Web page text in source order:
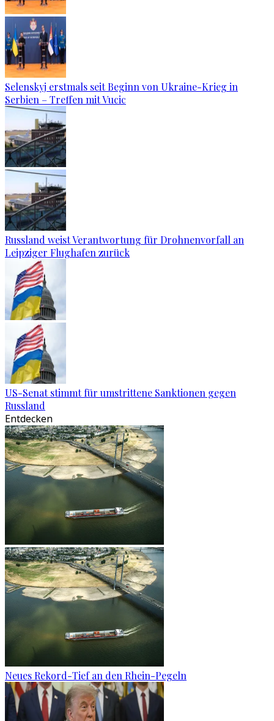
Selenskyj erstmals seit Beginn von Ukraine-Krieg in
Serbien – Treffen mit Vucic
Russland weist Verantwortung für Drohnenvorfall an
Leipziger Flughafen zurück
US-Senat stimmt für umstrittene Sanktionen gegen
Russland
Entdecken
Neues Rekord-Tief an den Rhein-Pegeln